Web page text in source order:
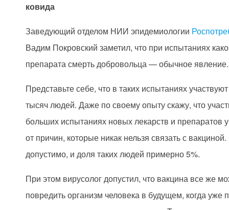
ковида
Заведующий отделом НИИ эпидемиологии
Вадим Покровский заметил, что при испытаниях
препарата смерть добровольца — обычное явление.
Представьте себе, что в таких испытаниях
тысяч людей. Даже по своему опыту скажу, что
больших испытаниях новых лекарств и препаратов
от причин, которые никак нельзя связать с
допустимо, и доля таких людей примерно 5%.
При этом вирусолог допустил, что вакцина все же
повредить организм человека в будущем, когда уже